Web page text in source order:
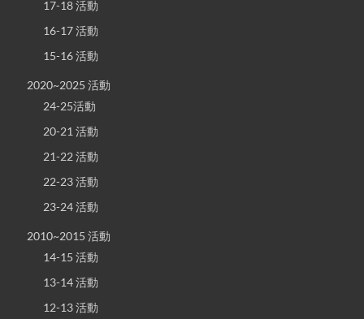
17-18 活動
16-17 活動
15-16 活動
2020~2025 活動
24-25活動
20-21 活動
21-22 活動
22-23 活動
23-24 活動
2010~2015 活動
14-15 活動
13-14 活動
12-13 活動